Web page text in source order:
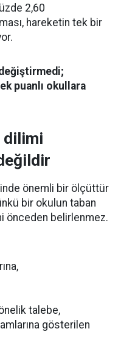
2,60
hareketin tek bir
puanlı okullara
dilimi
önemli bir ölçüttür
bir okulun taban
önceden belirlenmez.
talebe,
gösterilen